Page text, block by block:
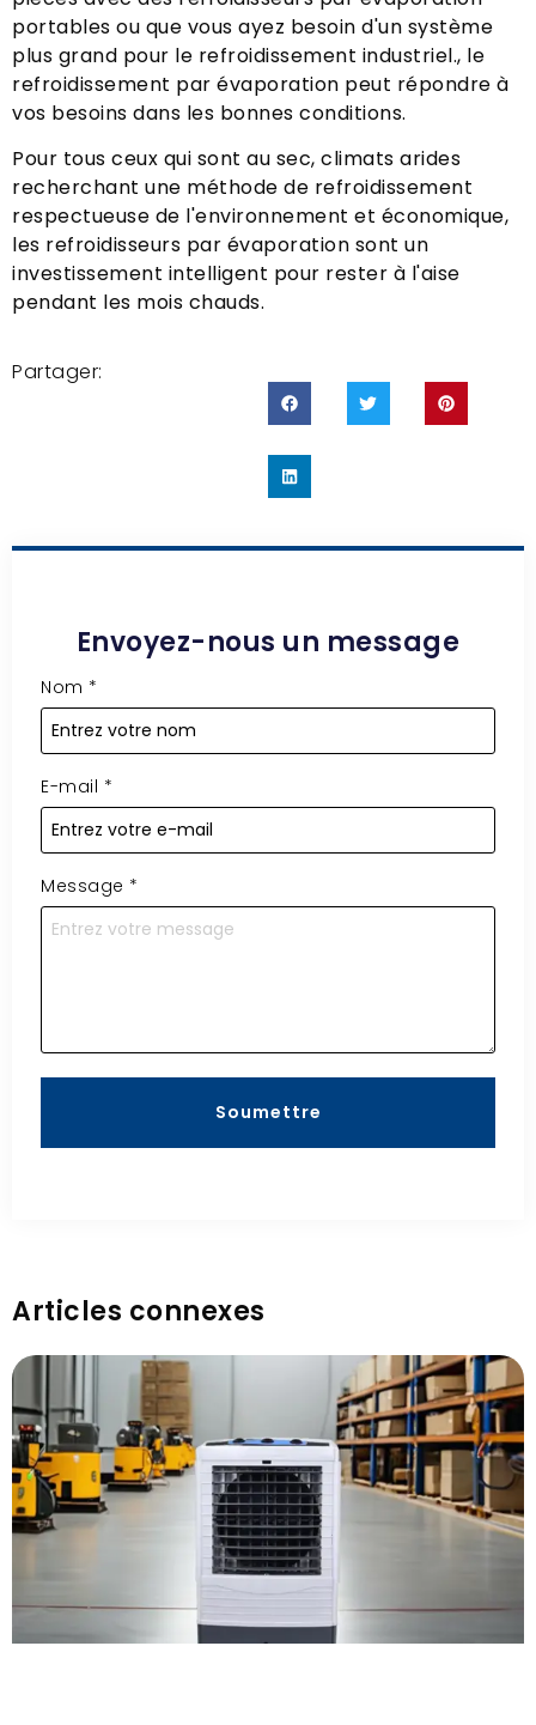
portables ou que vous ayez besoin d'un système
plus grand pour le refroidissement industriel., le
refroidissement par évaporation peut répondre à
vos besoins dans les bonnes conditions.
Pour tous ceux qui sont au sec, climats arides
recherchant une méthode de refroidissement
respectueuse de l'environnement et économique,
les refroidisseurs par évaporation sont un
investissement intelligent pour rester à l'aise
pendant les mois chauds.
Partager:
Envoyez-nous un message
Nom *
E-mail *
Message *
Soumettre
Articles connexes